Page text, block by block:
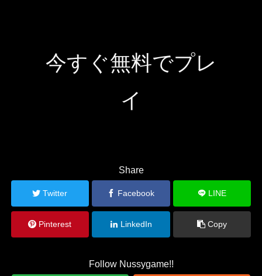
今すぐ無料でプレ
イ
Share
Twitter Facebook LINE
Pinterest LinkedIn Copy
Follow Nussygame!!